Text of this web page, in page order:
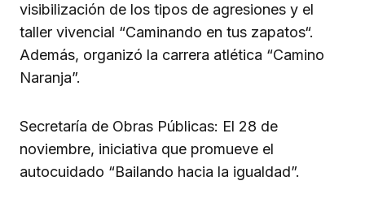
visibilización de los tipos de agresiones y el
taller vivencial “Caminando en tus zapatos“.
Además, organizó la carrera atlética “Camino
Naranja”.
Secretaría de Obras Públicas: El 28 de
noviembre, iniciativa que promueve el
autocuidado “Bailando hacia la igualdad”.